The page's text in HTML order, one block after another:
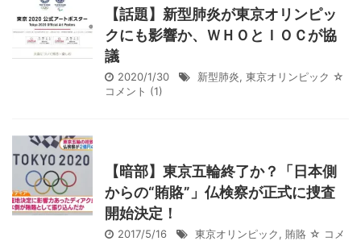
【話題】新型肺炎が東京オリンピッ
クにも影響か、ＷＨＯとＩＯＣが協
議
2020/1/30 新型肺炎, 東京オリンピック ☆
コメント (1)
【暗部】東京五輪終了か？「日本側
からの“賄賂”」仏検察が正式に捜査
開始決定！
2017/5/16 東京オリンピック, 賄賂 ☆ コメ